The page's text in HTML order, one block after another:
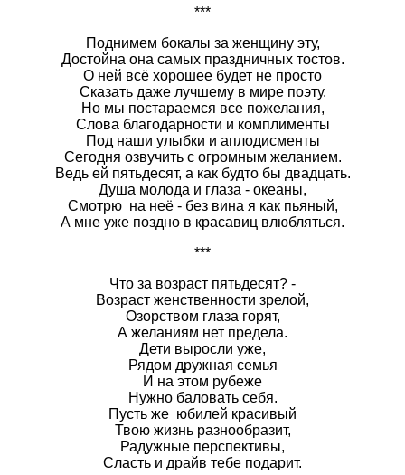
***
Поднимем бокалы за женщину эту,
Достойна она самых праздничных тостов.
О ней всё хорошее будет не просто
Сказать даже лучшему в мире поэту.
Но мы постараемся все пожелания,
Слова благодарности и комплименты
Под наши улыбки и аплодисменты
Сегодня озвучить с огромным желанием.
Ведь ей пятьдесят, а как будто бы двадцать.
Душа молода и глаза - океаны,
Смотрю на неё - без вина я как пьяный,
А мне уже поздно в красавиц влюбляться.
***
Что за возраст пятьдесят? -
Возраст женственности зрелой,
Озорством глаза горят,
А желаниям нет предела.
Дети выросли уже,
Рядом дружная семья
И на этом рубеже
Нужно баловать себя.
Пусть же юбилей красивый
Твою жизнь разнообразит,
Радужные перспективы,
Сласть и драйв тебе подарит.